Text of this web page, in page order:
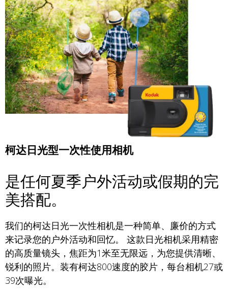
柯达日光型一次性使用相机
是任何夏季户外活动或假期的完
美搭配。
我们的柯达日光一次性相机是一种简单、廉价的方式
来记录您的户外活动和回忆。 这款日光相机采用精密
的高质量镜头，焦距为1米至无限远，为您提供清晰、
锐利的照片。装有柯达800速度的胶片，每台相机27或
39次曝光。